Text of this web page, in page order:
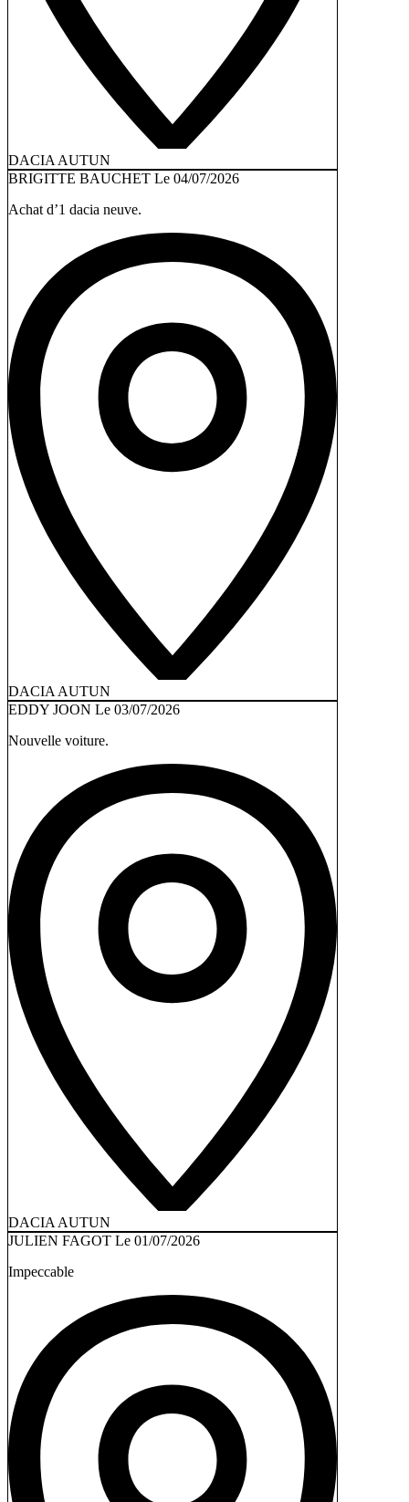
DACIA AUTUN
BRIGITTE BAUCHET Le 04/07/2026
Achat d’1 dacia neuve.
DACIA AUTUN
EDDY JOON Le 03/07/2026
Nouvelle voiture.
DACIA AUTUN
JULIEN FAGOT Le 01/07/2026
Impeccable